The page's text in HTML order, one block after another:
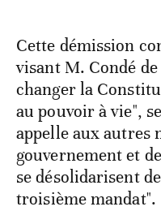
Cette démission
visant M. Condé
changer la
au pouvoir à vie",
appelle aux autres
gouvernement et
se désolidarisent
troisième mandat".